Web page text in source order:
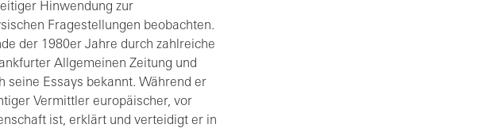
Hinwendung zur
Fragestellungen beobachten.
der 1980er Jahre durch zahlreiche
Allgemeinen Zeitung und
seine Essays bekannt. Während er
Vermittler europäischer, vor
ist, erklärt und verteidigt er in